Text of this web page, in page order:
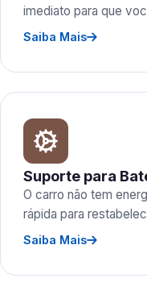
imediato para que
Saiba Mais
Suporte para
O carro não tem
rápida para
Saiba Mais